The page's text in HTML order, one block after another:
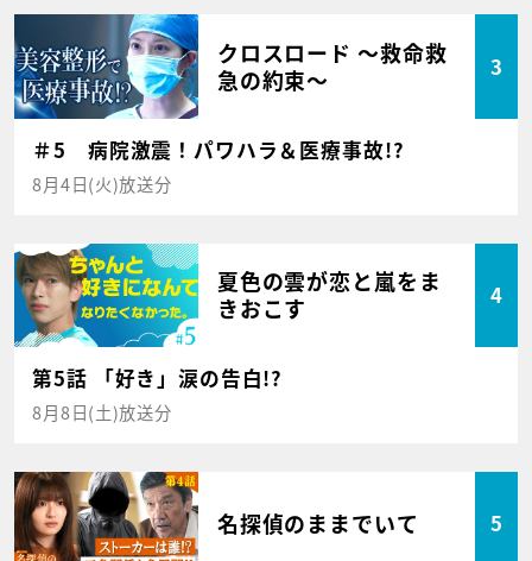
クロスロード ～救命救
急の約束～
3
＃5 病院激震！パワハラ＆医療事故!?
8月4日(火)放送分
夏色の雲が恋と嵐をま
きおこす
4
第5話 「好き」涙の告白!?
8月8日(土)放送分
名探偵のままでいて 5